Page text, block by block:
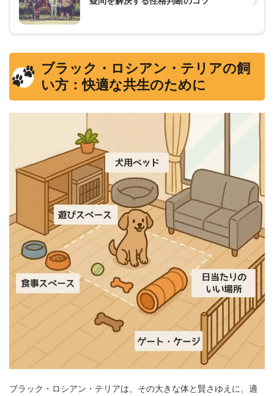
ブラック・ロシアン・テリアの飼
い方：快適な共生のために
ブラック・ロシアン・テリアは、その大きな体と賢さゆえに、適